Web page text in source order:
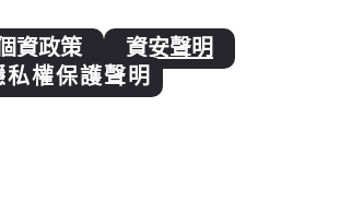
資政策
資安聲明
私權保護聲明